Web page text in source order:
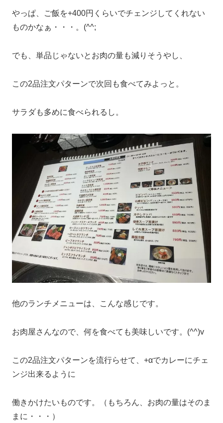
やっぱ、ご飯を+400円くらいでチェンジしてくれない
ものかなぁ・・・。(^^;
でも、単品じゃないとお肉の量も減りそうやし、
この2品注文パターンで次回も食べてみよっと。
サラダも多めに食べられるし。
他のランチメニューは、こんな感じです。
お肉屋さんなので、何を食べても美味しいです。(^^)v
この2品注文パターンを流行らせて、+αでカレーにチェ
ンジ出来るように
働きかけたいものです。（もちろん、お肉の量はそのま
まに・・・）